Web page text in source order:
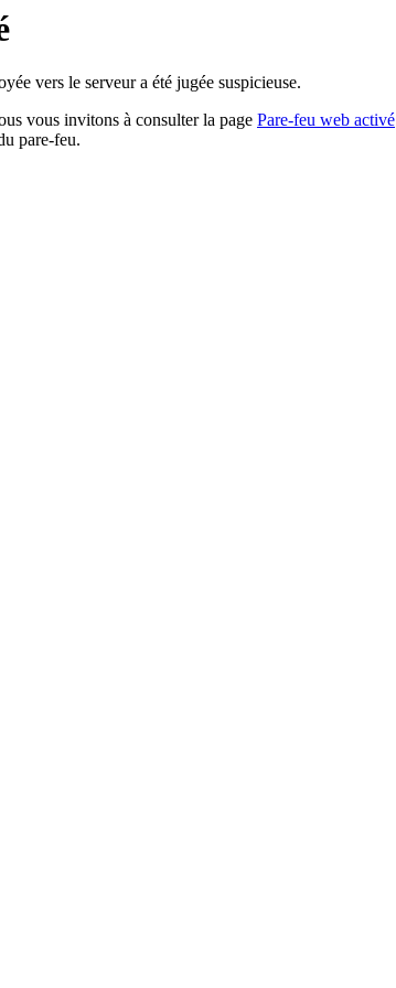
vers le serveur a été jugée suspicieuse.
vous invitons à consulter la page Pare-feu web activé
pare-feu.